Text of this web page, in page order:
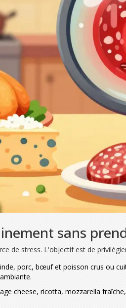
sans
de stress. L'objectif est de
porc, bœuf et poisson crus ou
cheese, ricotta, mozzarella